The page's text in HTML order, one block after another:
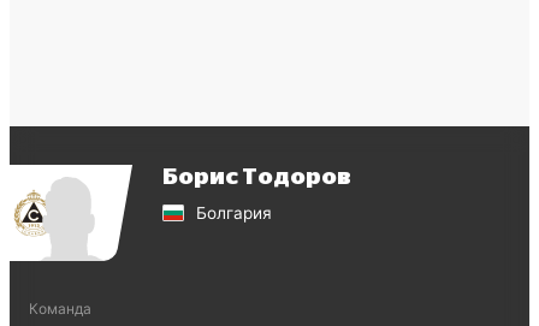
Борис Тодоров
Болгария
Команда